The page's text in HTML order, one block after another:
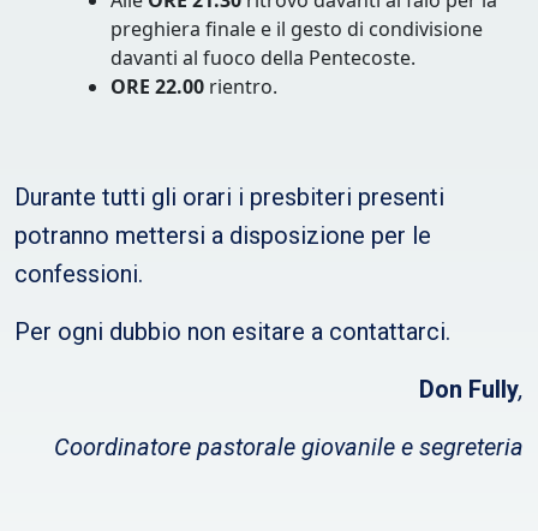
preghiera finale e il gesto di condivisione
davanti al fuoco della Pentecoste.
ORE 22.00 rientro.
Durante tutti gli orari i presbiteri presenti
potranno mettersi a disposizione per le
confessioni.
Per ogni dubbio non esitare a contattarci.
Don Fully,
Coordinatore pastorale giovanile e segreteria